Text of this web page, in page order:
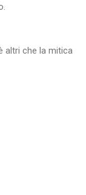
altri che la mitica